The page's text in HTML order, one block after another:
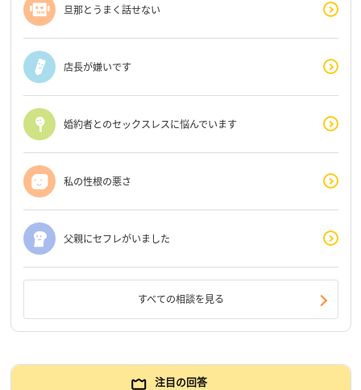
旦那とうまく話せない
店長が嫌いです
婚約者とのセックスレスに悩んでいます
私の性根の悪さ
父親にセフレがいました
すべての相談を見る
注目の回答